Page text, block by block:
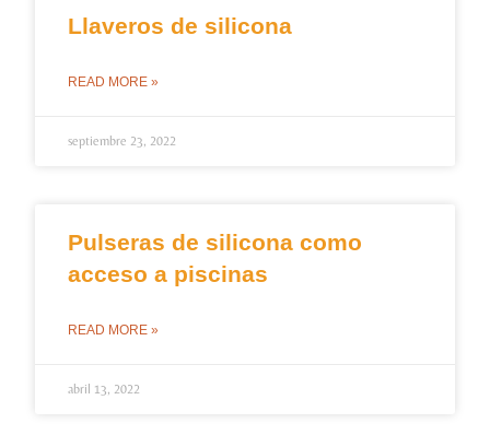
Llaveros de silicona
READ MORE »
septiembre 23, 2022
Pulseras de silicona como
acceso a piscinas
READ MORE »
abril 13, 2022